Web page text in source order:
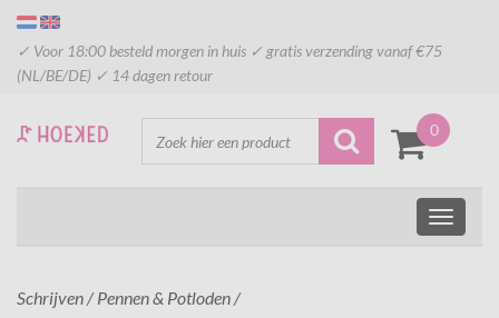
✓ Voor 18:00 besteld morgen in huis ✓ gratis verzending vanaf €75
(NL/BE/DE) ✓ 14 dagen retour
0
Schrijven/ Pennen & Potloden/